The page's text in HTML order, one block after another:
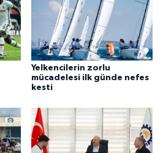
Yelkencilerin zorlu
mücadelesi ilk günde nefes
kesti